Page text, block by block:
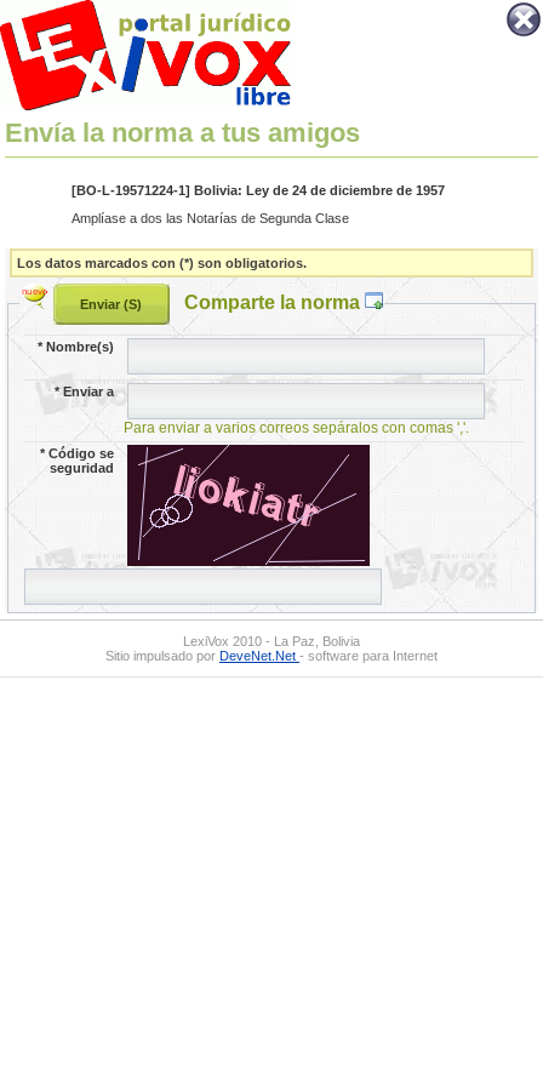
Envía la norma a tus amigos
[BO-L-19571224-1] Bolivia: Ley de 24 de diciembre de 1957
Amplíase a dos las Notarías de Segunda Clase
Los datos marcados con (*) son obligatorios.
Comparte la norma
*Nombre(s)
*Enviar a
Para enviar a varios correos sepáralos con comas ','.
*Código se
seguridad
LexiVox 2010 - La Paz, Bolivia
Sitio impulsado por DeveNet.Net - software para Internet